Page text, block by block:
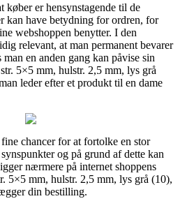
køber er hensynstagende til de
kan have betydning for ordren, for
webshoppen benytter. I den
relevant, at man permanent bevarer
en anden gang kan påvise sin
5×5 mm, hulstr. 2,5 mm, lys grå
leder efter et produkt til en dame
chancer for at fortolke en stor
og på grund af dette kan
nærmere på internet shoppens
5×5 mm, hulstr. 2,5 mm, lys grå (10),
din bestilling.